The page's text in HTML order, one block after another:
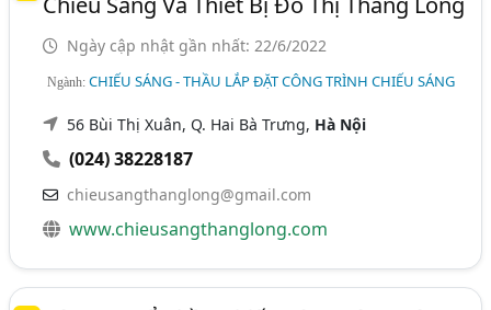
Ngày cập nhật gần nhất: 22/6/2022
Ngành:CHIẾU SÁNG - THẦU LẮP ĐẶT CÔNG TRÌNH CHIẾU SÁNG
56 Bùi Thị Xuân, Q. Hai Bà Trưng, Hà Nội
(024) 38228187
chieusangthanglong@gmail.com
www.chieusangthanglong.com